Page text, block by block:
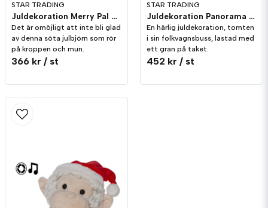
STAR TRADING
Juldekoration Merry Pal Björn Melodi/Rörelse
Det är omöjligt att inte bli glad
av denna söta julbjörn som rör
på kroppen och mun.
366 kr / st
STAR TRADING
Juldekoration Panorama Merryville Traktor
En härlig juldekoration, tomten
i sin folkvagnsbuss, lastad med
ett gran på taket.
452 kr / st